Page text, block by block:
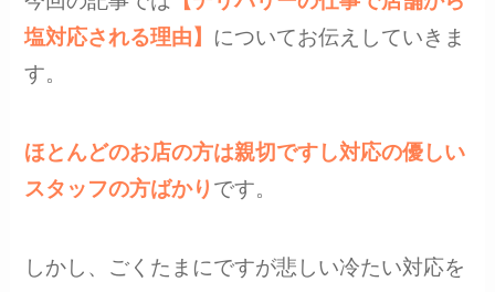
塩対応される理由】 についてお伝えしていきま
す。
ほとんどのお店の方は親切ですし対応の優しい
スタッフの方ばかり です。
しかし、ごくたまにですが悲しい冷たい対応を